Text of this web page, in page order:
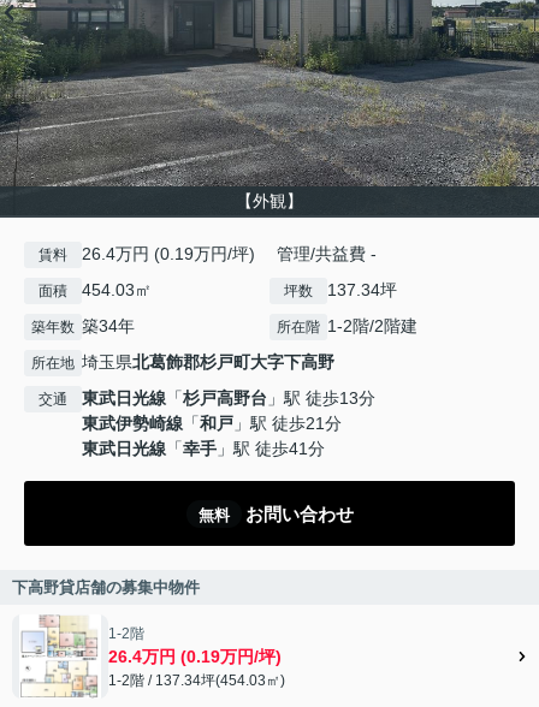
【外観】
賃料 26.4万円 (0.19万円/坪) 管理/共益費 -
面積 454.03㎡ 坪数 137.34坪
築年数 築34年 所在階 1-2階/2階建
所在地 埼玉県北葛飾郡杉戸町大字下高野
交通 東武日光線 「杉戸高野台 」駅 徒歩13分
東武伊勢崎線 「和戸 」駅 徒歩21分
東武日光線 「幸手 」駅 徒歩41分
無料 お問い合わせ
下高野貸店舗の募集中物件
1-2階
26.4万円 (0.19万円/坪)
1-2階 / 137.34坪(454.03㎡)